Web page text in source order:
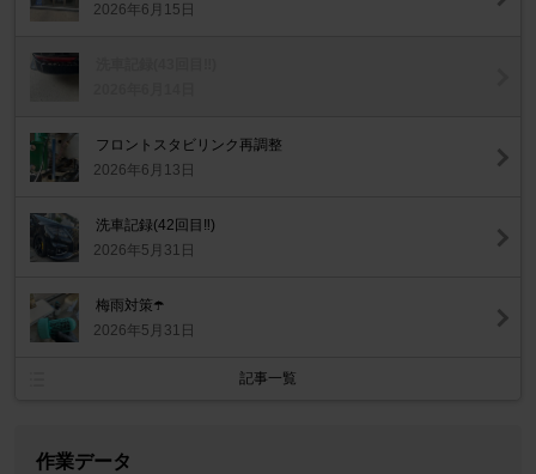
2026年6月15日
フロントスタビリンク再調整
2026年6月13日
洗車記録(42回目‼️)
2026年5月31日
梅雨対策☂️
2026年5月31日
記事一覧
作業データ